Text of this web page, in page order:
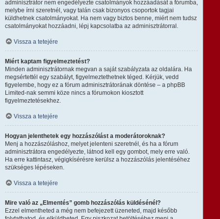
adminisztrátor nem engedélyezte csatolmányok hozzáadását a fórumba,
melybe írni szeretnél, vagy talán csak bizonyos csoportok tagjai
küldhetnek csatolmányokat. Ha nem vagy biztos benne, miért nem tudsz
csatolmányokat hozzáadni, lépj kapcsolatba az adminisztrátorral.
Vissza a tetejére
Miért kaptam figyelmeztetést?
Minden adminisztrátornak megvan a saját szabályzata az oldalára. Ha
megsértettél egy szabályt, figyelmeztethetnek téged. Kérjük, vedd
figyelembe, hogy ez a fórum adminisztrátorának döntése – a phpBB
Limited-nak semmi köze nincs a fórumokon kiosztott
figyelmeztetésekhez.
Vissza a tetejére
Hogyan jelenthetek egy hozzászólást a moderátoroknak?
Menj a hozzászóláshoz, melyet jelenteni szeretnél, és ha a fórum
adminisztrátora engedélyezte, látnod kell egy gombot, mely erre való.
Ha erre kattintasz, végigkísérésre kerülsz a hozzászólás jelentéséhez
szükséges lépéseken.
Vissza a tetejére
Mire való az „Elmentés” gomb hozzászólás küldésénél?
Ezzel elmentheted a még nem befejezett üzeneted, majd később